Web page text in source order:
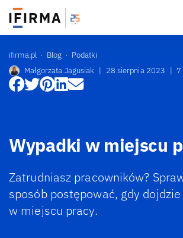
ifirma.pl Blog
Podatki
Małgorzata Jagusiak | 28 sierpnia 2023 | 7
Wypadki w miejscu
Zatrudniasz pracowników?
sposób postępować, gdy
w miejscu pracy.